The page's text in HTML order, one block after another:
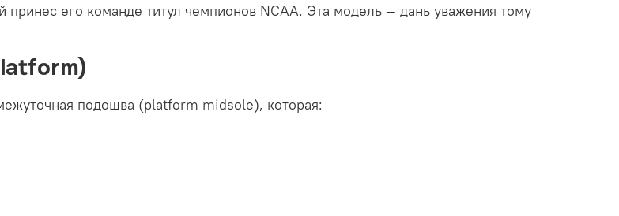
его команде титул чемпионов NCAA. Эта модель — дань уважения тому
подошва (platform midsole), которая: